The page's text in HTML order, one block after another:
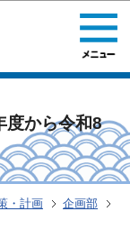
度から令和8
・計画
企画部